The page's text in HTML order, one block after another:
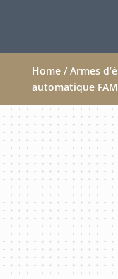
Home/ Armes
automatique